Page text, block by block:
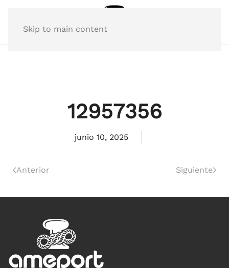
Skip to main content
12957356
junio 10, 2025
Anterior Siguiente